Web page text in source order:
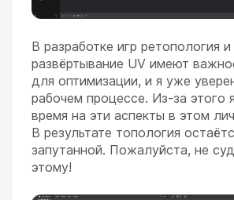
В разработке игр ретопология
развёртывание UV имеют
для оптимизации, и я уже
рабочем процессе. Из-за этого
время на эти аспекты в этом
В результате топология
запутанной. Пожалуйста, не
этому!